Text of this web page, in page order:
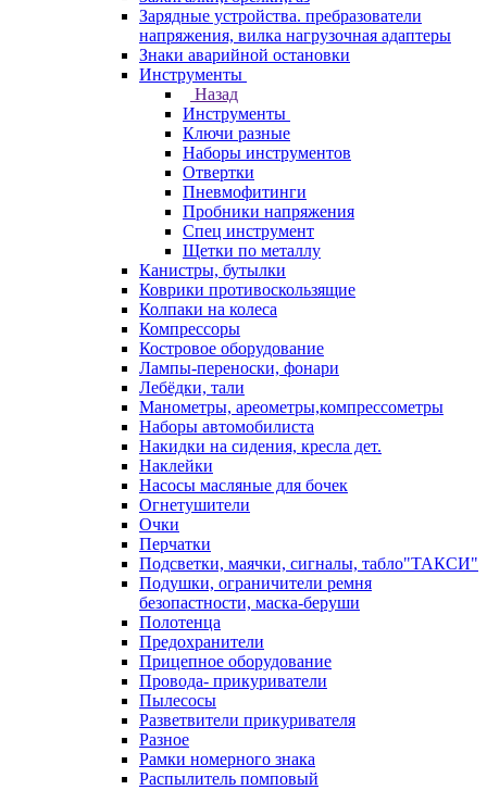
Зарядные устройства. пребразователи
напряжения, вилка нагрузочная адаптеры
Знаки аварийной остановки
Инструменты
Назад
Инструменты
Ключи разные
Наборы инструментов
Отвертки
Пневмофитинги
Пробники напряжения
Спец инструмент
Щетки по металлу
Канистры, бутылки
Коврики противоскользящие
Колпаки на колеса
Компрессоры
Костровое оборудование
Лампы-переноски, фонари
Лебёдки, тали
Манометры, ареометры,компрессометры
Наборы автомобилиста
Накидки на сидения, кресла дет.
Наклейки
Насосы масляные для бочек
Огнетушители
Очки
Перчатки
Подсветки, маячки, сигналы, табло"ТАКСИ"
Подушки, ограничители ремня
безопастности, маска-беруши
Полотенца
Предохранители
Прицепное оборудование
Провода- прикуриватели
Пылесосы
Разветвители прикуривателя
Разное
Рамки номерного знака
Распылитель помповый